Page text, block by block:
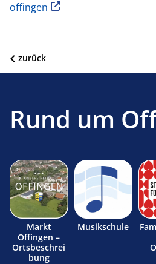
offingen
zurück
Rund um
Markt
Offingen –
Ortsbeschrei
bung
Musikschule